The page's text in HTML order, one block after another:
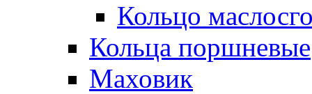
Кольцо
Кольца поршневые
Маховик